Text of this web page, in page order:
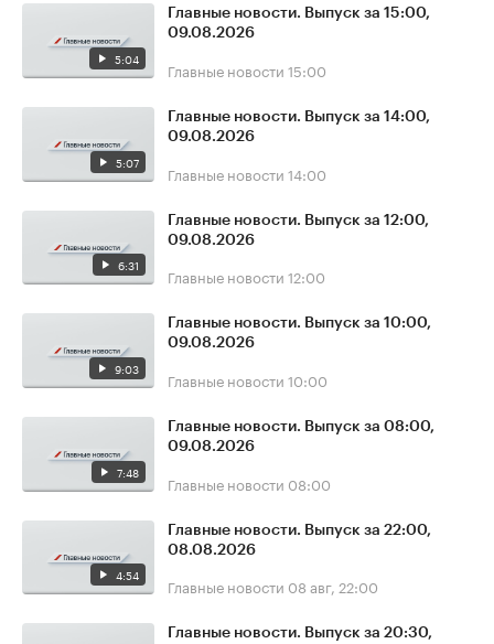
5:04
Главные новости. Выпуск за 15:00,
09.08.2026
Главные новости 15:00
5:07
Главные новости. Выпуск за 14:00,
09.08.2026
Главные новости 14:00
6:31
Главные новости. Выпуск за 12:00,
09.08.2026
Главные новости 12:00
9:03
Главные новости. Выпуск за 10:00,
09.08.2026
Главные новости 10:00
7:48
Главные новости. Выпуск за 08:00,
09.08.2026
Главные новости 08:00
4:54
Главные новости. Выпуск за 22:00,
08.08.2026
Главные новости 08 авг, 22:00
Главные новости. Выпуск за 20:30,